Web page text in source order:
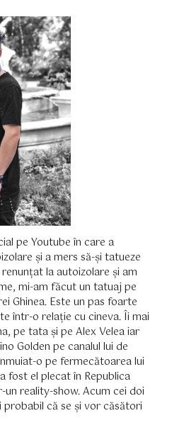
pe Youtube în care a
și a mers să-și tatueze
la autoizolare și am
mi-am făcut un tatuaj pe
Ghinea. Este un pas foarte
într-o relație cu cineva. Îi mai
pe tata și pe Alex Velea iar
Golden pe canalul lui de
o pe fermecătoarea lui
fost el plecat în Republica
reality-show. Acum cei doi
că se și vor căsători